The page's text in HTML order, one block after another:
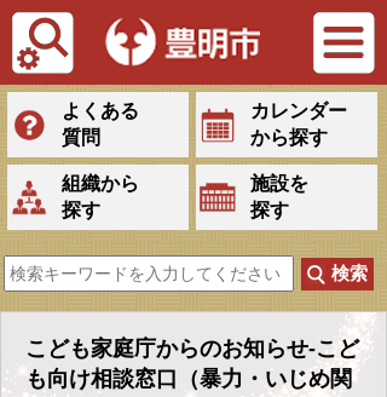
Tiếng Việt
よくある
質問
カレンダー
から探す
組織から
探す
施設を
探す
こども家庭庁からのお知らせ-こど
も向け相談窓口（暴力・いじめ関